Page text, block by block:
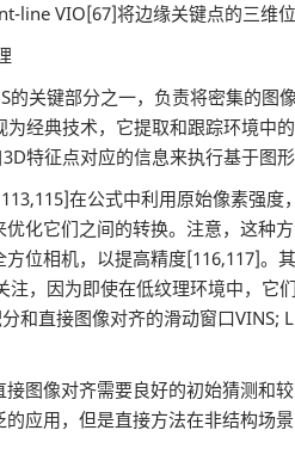
line VIO[67]将边缘关键点的三维
键部分之一，负责将密集的图
为经典技术，它提取和跟踪环境中
特征点对应的信息来执行基于图形
在公式中利用原始像素强度
化它们之间的转换。注意，这种
位相机，以提高精度[116,117]
注，因为即使在低纹理环境中，
和直接图像对齐的滑动窗口
像对齐需要良好的初始猜测和较
应用，但是直接方法在非结构场景